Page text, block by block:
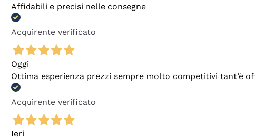
Affidabili e precisi nelle consegne
Acquirente verificato
Oggi
Ottima esperienza prezzi sempre molto competitivi tant’è
Acquirente verificato
Ieri